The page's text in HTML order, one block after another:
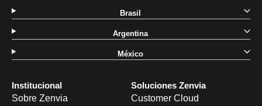
Institucional
Sobre Zenvia
Soluciones Zenvia
Customer Cloud
Brasil
Argentina
México